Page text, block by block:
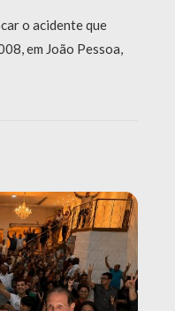
o acidente que
em João Pessoa,